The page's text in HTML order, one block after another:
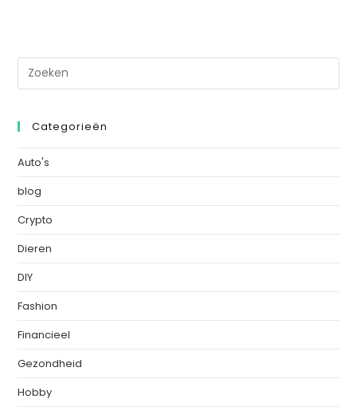
Categorieën
Auto's
blog
Crypto
Dieren
DIY
Fashion
Financieel
Gezondheid
Hobby